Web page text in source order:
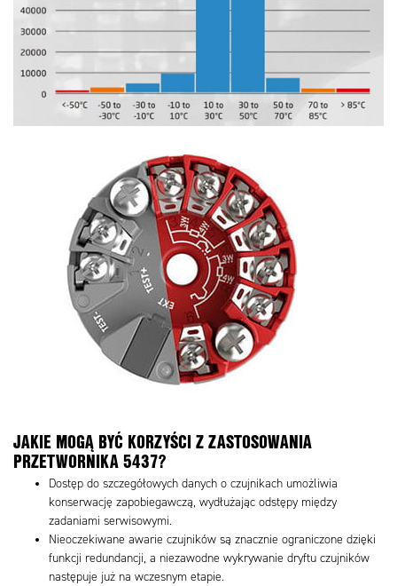
JAKIE MOGĄ BYĆ KORZYŚCI Z ZASTOSOWANIA
PRZETWORNIKA 5437?
Dostęp do szczegółowych danych o czujnikach umożliwia
konserwację zapobiegawczą, wydłużając odstępy między
zadaniami serwisowymi.
Nieoczekiwane awarie czujników są znacznie ograniczone dzięki
funkcji redundancji, a niezawodne wykrywanie dryftu czujników
następuje już na wczesnym etapie.